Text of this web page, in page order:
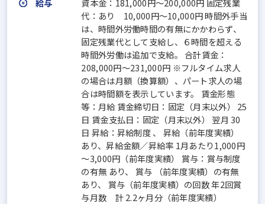
給与
資本金：181,000円〜200,000円 固定残業
代：あり 10,000円～10,000円 時間外手当
は、時間外労働時間の有無にかかわらず、
固定残業代として支給し、６時間を超える
時間外労働は追加で支給。 合計賃金：
208,000円～231,000円 ※フルタイム求人
の場合は月額（換算額）、パート求人の場
合は時間額を表示しています。 賃金形態
等：月給 賃金締切日：固定（月末以外） 25
日 賃金支払日：固定（月末以外） 翌月 30
日 昇給：昇給制度 、 昇給（前年度実績）
あり、昇給金額／昇給率 1月あたり1,000円
～3,000円（前年度実績） 賞与：賞与制度
の有無 あり、 賞与 （前年度実績）の有無
あり、 賞与（前年度実績）の回数 年2回賞
与月数 計 2.2ヶ月分（前年度実績）